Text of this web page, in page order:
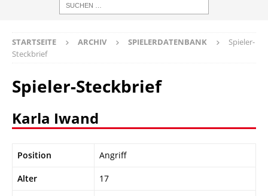
STARTSEITE ARCHIV SPIELERDATENBANK
Spieler-
Steckbrief
Spieler-Steckbrief
Karla Iwand
Position Angriff
Alter 17